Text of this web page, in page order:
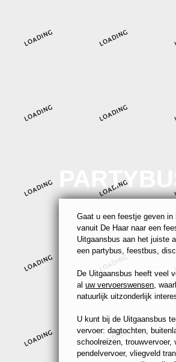
Gaat u een feestje geven
vanuit De Haar naar een
Uitgaansbus aan het juiste
een partybus, feestbus,
De Uitgaansbus heeft veel
al uw vervoerswensen,
natuurlijk uitzonderlijk
U kunt bij de Uitgaansbus
vervoer: dagtochten,
schoolreizen, trouwvervoer,
pendelvervoer, vliegveld